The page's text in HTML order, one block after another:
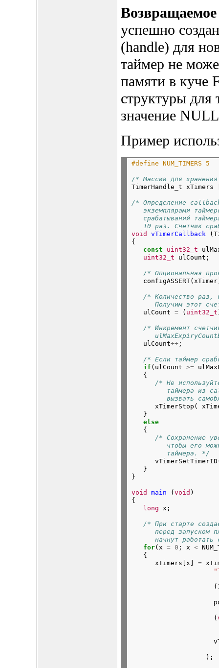
Возвращаемое
успешно
(handle) для
таймер не
памяти в куче
структуры для
значение
Пример
#define NUM_TIMERS 5
/* Массив для
TimerHandle_t xTimers
/* Определение
экземплярами
срабатываний
10 раз. Счетчик
void
vTimerCallback
{
const
uint32_t
uint32_t
/* Опциональная
/* Количество раз,
Получим этот
ulCount = ( uint32_t
/* Инкремент
ulCount++
/* Если таймер
if (ulCount >=
   {
/* Не
таймера из
вызвать
xTimerStop(
   }
else
   {
/* Сохранение
чтобы его
         таймера. */
   }
}
void main ( void )
{
long
/* При старте
перед запуском
начнут работать
for(x = 0 ; x <
   {
      xTimers[x]
=
                     (
                     (